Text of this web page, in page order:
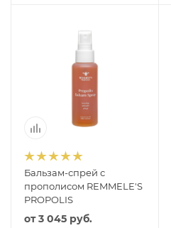
Бальзам-спрей с
прополисом REMMELE'S
PROPOLIS
от3 045 руб.